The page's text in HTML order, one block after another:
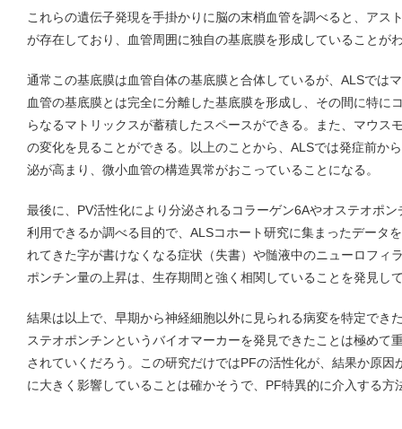
これらの遺伝子発現を手掛かりに脳の末梢血管を調べると、アス
が存在しており、血管周囲に独自の基底膜を形成していることが
通常この基底膜は血管自体の基底膜と合体しているが、ALSでは
血管の基底膜とは完全に分離した基底膜を形成し、その間に特に
らなるマトリックスが蓄積したスペースができる。また、マウス
の変化を見ることができる。以上のことから、ALSでは発症前か
泌が高まり、微小血管の構造異常がおこっていることになる。
最後に、PV活性化により分泌されるコラーゲン6Aやオステオポ
利用できるか調べる目的で、ALSコホート研究に集まったデータ
れてきた字が書けなくなる症状（失書）や髄液中のニューロフィ
ポンチン量の上昇は、生存期間と強く相関していることを発見し
結果は以上で、早期から神経細胞以外に見られる病変を特定でき
ステオポンチンというバイオマーカーを発見できたことは極めて
されていくだろう。この研究だけではPFの活性化が、結果か原
に大きく影響していることは確かそうで、PF特異的に介入する方